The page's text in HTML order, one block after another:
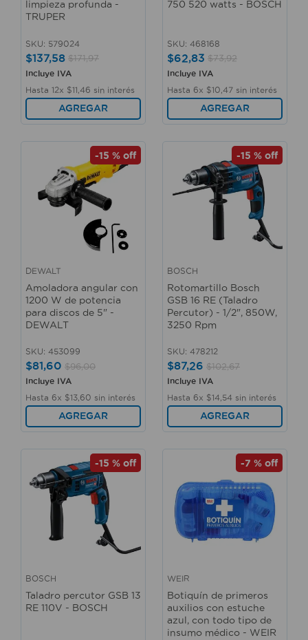
limpieza profunda -
TRUPER
SKU: 579024
$137,58 $171,97
Incluye IVA
Hasta 12x $11 46 sin interés
AGREGAR
750 520 watts - BOSCH
SKU: 468168
$62,83 $73,92
Incluye IVA
Hasta 6x $10 47 sin interés
AGREGAR
-15 % off
DEWALT
Amoladora angular con
1200 W de potencia
para discos de 5" -
DEWALT
SKU: 453099
$81,60 $96,00
Incluye IVA
Hasta 6x $13 60 sin interés
AGREGAR
-15 % off
BOSCH
Rotomartillo Bosch
GSB 16 RE (Taladro
Percutor) - 1/2", 850W,
3250 Rpm
SKU: 478212
$87,26 $102,67
Incluye IVA
Hasta 6x $14 54 sin interés
AGREGAR
-15 % off
BOSCH
Taladro percutor GSB 13
RE 110V - BOSCH
-7 % off
WEIR
Botiquín de primeros
auxilios con estuche
azul, con todo tipo de
insumo médico - WEIR